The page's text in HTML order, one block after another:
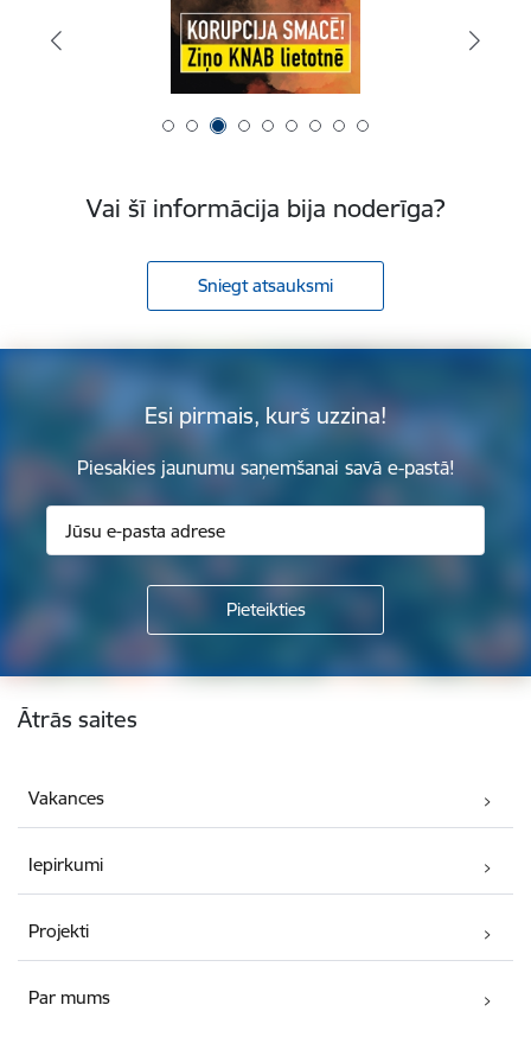
Vai šī informācija bija noderīga?
Sniegt atsauksmi
Esi pirmais, kurš uzzina!
Piesakies jaunumu saņemšanai savā e-pastā!
Kājene
Ātrās saites
Vakances
Iepirkumi
Projekti
Par mums